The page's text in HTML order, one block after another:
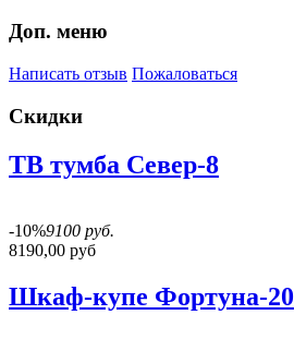
Доп. меню
Написать отзыв Пожаловаться
Скидки
ТВ тумба Север-8
-10%9100 руб.
8190,00 руб
Шкаф-купе Фортуна-20